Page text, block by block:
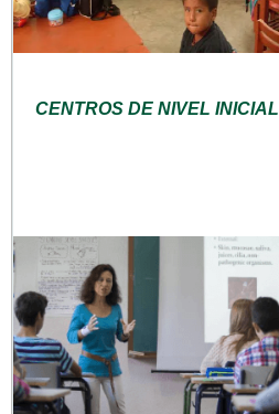
CENTROS DE NIVEL INICIAL